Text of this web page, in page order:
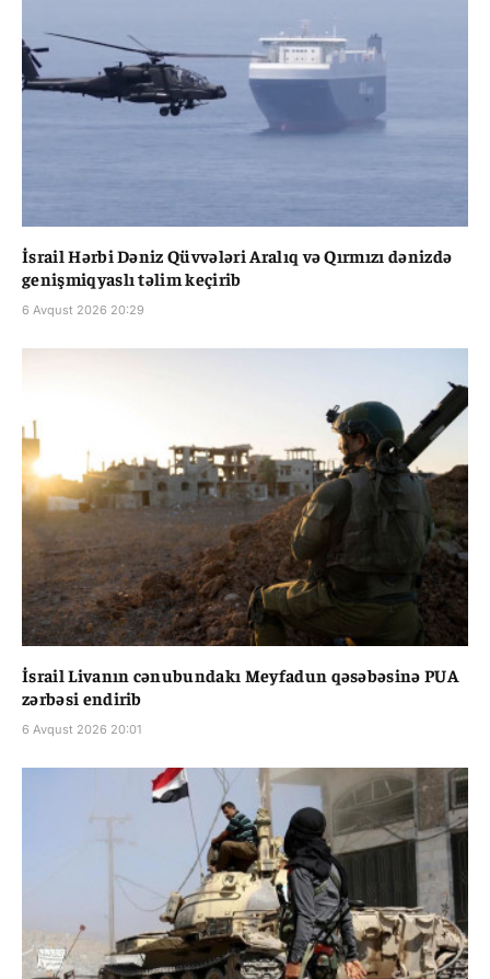
İsrail Hərbi Dəniz Qüvvələri Aralıq və Qırmızı dənizdə
genişmiqyaslı təlim keçirib
6 Avqust 2026 20:29
İsrail Livanın cənubundakı Meyfadun qəsəbəsinə PUA
zərbəsi endirib
6 Avqust 2026 20:01